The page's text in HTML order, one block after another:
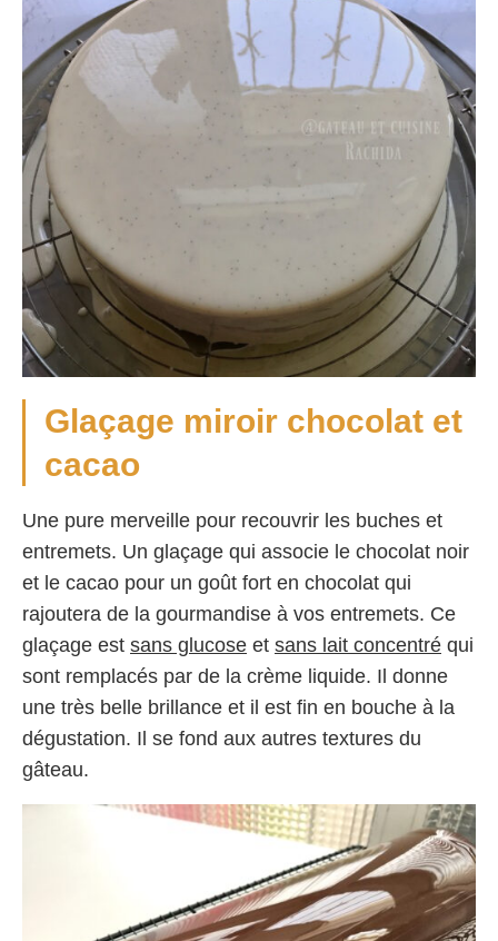
Glaçage miroir chocolat et
cacao
Une pure merveille pour recouvrir les buches et
entremets. Un glaçage qui associe le chocolat noir
et le cacao pour un goût fort en chocolat qui
rajoutera de la gourmandise à vos entremets. Ce
glaçage est sans glucose et sans lait concentré qui
sont remplacés par de la crème liquide. Il donne
une très belle brillance et il est fin en bouche à la
dégustation. Il se fond aux autres textures du
gâteau.